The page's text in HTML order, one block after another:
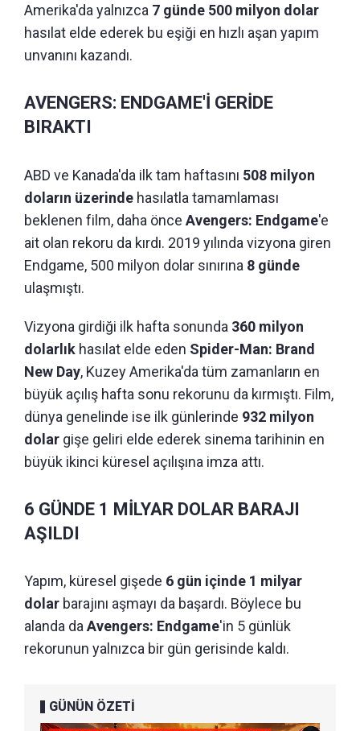
Amerika'da yalnızca 7 günde 500 milyon dolar
hasılat elde ederek bu eşiği en hızlı aşan yapım
unvanını kazandı.
AVENGERS: ENDGAME'İ GERİDE
BIRAKTI
ABD ve Kanada'da ilk tam haftasını 508 milyon
doların üzerinde hasılatla tamamlaması
beklenen film, daha önce Avengers: Endgame'e
ait olan rekoru da kırdı. 2019 yılında vizyona giren
Endgame, 500 milyon dolar sınırına 8 günde
ulaşmıştı.
Vizyona girdiği ilk hafta sonunda 360 milyon
dolarlık hasılat elde eden Spider-Man: Brand
New Day, Kuzey Amerika'da tüm zamanların en
büyük açılış hafta sonu rekorunu da kırmıştı. Film,
dünya genelinde ise ilk günlerinde 932 milyon
dolar gişe geliri elde ederek sinema tarihinin en
büyük ikinci küresel açılışına imza attı.
6 GÜNDE 1 MİLYAR DOLAR BARAJI
AŞILDI
Yapım, küresel gişede 6 gün içinde 1 milyar
dolar barajını aşmayı da başardı. Böylece bu
alanda da Avengers: Endgame'in 5 günlük
rekorunun yalnızca bir gün gerisinde kaldı.
GÜNÜN ÖZETİ